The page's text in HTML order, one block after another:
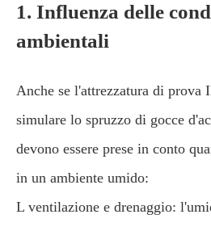
1. Influenza delle
ambientali
Anche se l'attrezzatura di prova
simulare lo spruzzo di gocce
devono essere prese in conto
in un ambiente umido:
L ventilazione e drenaggio: